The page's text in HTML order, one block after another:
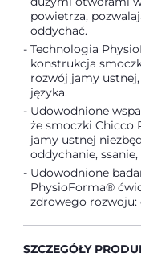
powietrza,
oddychać.
Technologia
konstrukcja
rozwój jamy
języka.
Udowodnione
że smoczki
jamy ustnej
oddychanie,
Udowodnione
PhysioForma®
zdrowego rozwoju:
SZCZEGÓŁY